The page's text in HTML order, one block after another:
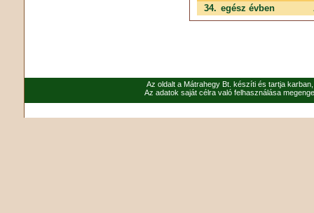
34. egész évben
Az oldalt a Mátrahegy Bt. készíti és tartja
Az adatok saját célra való felhasználása